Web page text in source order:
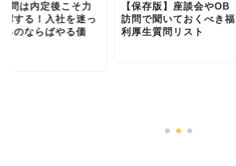
問は内定後こそ力
揮する！入社を迷っ
るのならばやる価
【保存版】座談会やOB
訪問で聞いておくべき福
利厚生質問リスト